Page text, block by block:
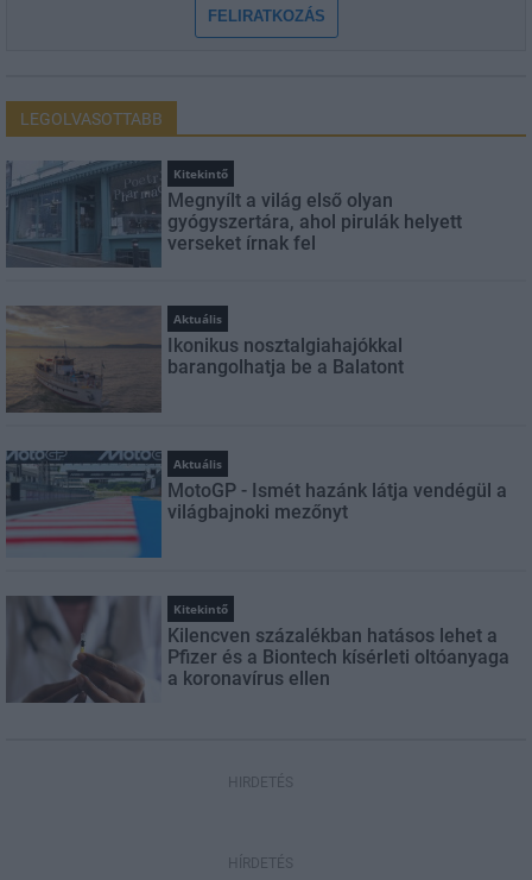
FELIRATKOZÁS
LEGOLVASOTTABB
Kitekintő
Megnyílt a világ első olyan
gyógyszertára, ahol pirulák helyett
verseket írnak fel
Aktuális
Ikonikus nosztalgiahajókkal
barangolhatja be a Balatont
Aktuális
MotoGP - Ismét hazánk látja vendégül a
világbajnoki mezőnyt
Kitekintő
Kilencven százalékban hatásos lehet a
Pfizer és a Biontech kísérleti oltóanyaga
a koronavírus ellen
HIRDETÉS
HÍRDETÉS